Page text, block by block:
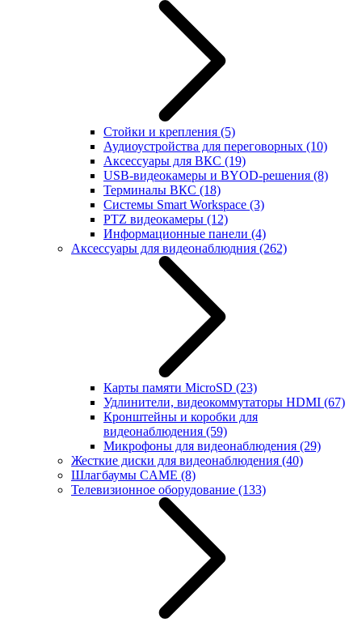
Стойки и крепления (5)
Аудиоустройства для переговорных (10)
Аксессуары для ВКС (19)
USB-видеокамеры и BYOD-решения (8)
Терминалы ВКС (18)
Системы Smart Workspace (3)
PTZ видеокамеры (12)
Информационные панели (4)
Аксессуары для видеонаблюдния (262)
Карты памяти MicroSD (23)
Удлинители, видеокоммутаторы HDMI (67)
Кронштейны и коробки для
видеонаблюдения (59)
Микрофоны для видеонаблюдения (29)
Жесткие диски для видеонаблюдения (40)
Шлагбаумы CAME (8)
Телевизионное оборудование (133)